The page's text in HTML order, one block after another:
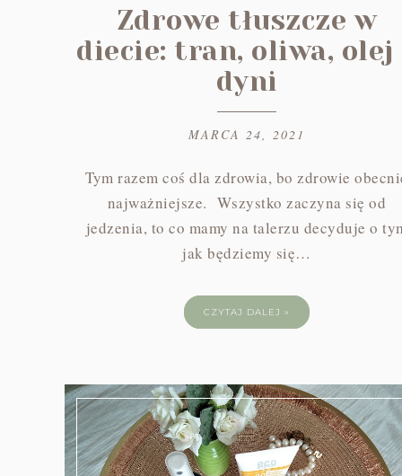
Zdrowe tłuszcze w
diecie: tran, oliwa, olej
dyni
MARCA 24, 2021
Tym razem coś dla zdrowia, bo zdrowie
najważniejsze. Wszystko zaczyna się od
jedzenia, to co mamy na talerzu decyduje o
jak będziemy się…
CZYTAJ DALEJ »